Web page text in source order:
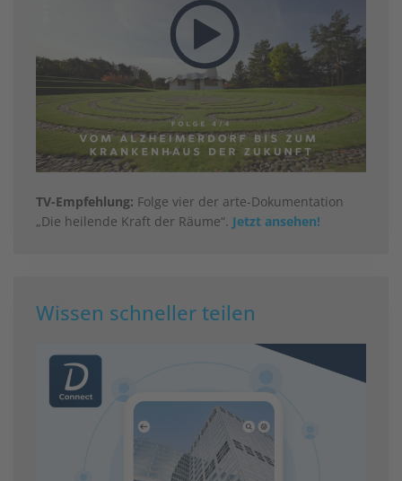
TV-Empfehlung: Folge vier der arte-Dokumentation
„Die heilende Kraft der Räume“. Jetzt ansehen!
Wissen schneller teilen